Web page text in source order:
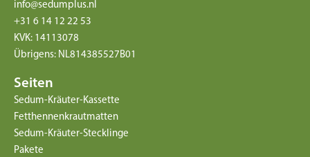
info@sedumplus.nl
+31 6 14 12 22 53
KVK: 14113078
Übrigens: NL814385527B01
Seiten
Sedum-Kräuter-Kassette
Fetthennenkrautmatten
Sedum-Kräuter-Stecklinge
Pakete